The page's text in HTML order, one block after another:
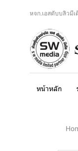
หจก.เอสดับบลิวมี
หน้าหลัก